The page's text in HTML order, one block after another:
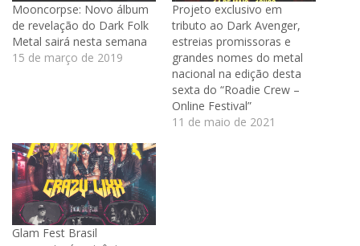
Mooncorpse: Novo álbum
de revelação do Dark Folk
Metal sairá nesta semana
15 de março de 2019
Projeto exclusivo em
tributo ao Dark Avenger,
estreias promissoras e
grandes nomes do metal
nacional na edição desta
sexta do “Roadie Crew –
Online Festival”
11 de maio de 2021
Glam Fest Brasil